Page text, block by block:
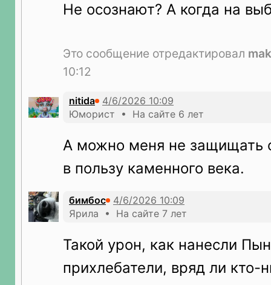
Не осознают? А когда на
Это сообщение отредактировал
10:12
nitida
Юморист • На сайте 6 лет
А можно меня не защищать
в пользу каменного века.
бимбос
Ярила • На сайте 7 лет
Такой урон, как нанесли
прихлебатели, вряд ли кто-